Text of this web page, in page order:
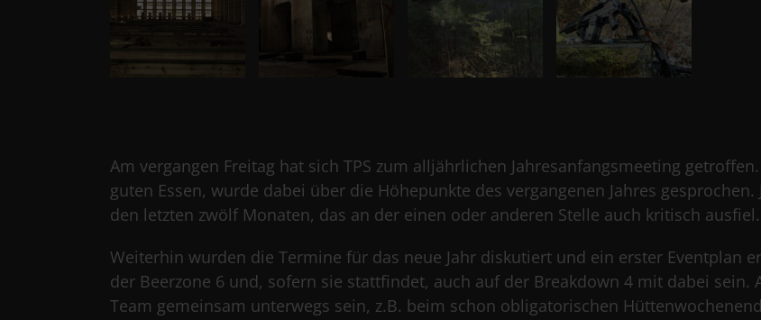
Am vergangen Freitag hat sich TPS zum alljährlichen Jahresanfangsmeeting
guten Essen, wurde dabei über die Höhepunkte des vergangenen Jahres
den letzten zwölf Monaten, das an der einen oder anderen Stelle auch kritisch ausfiel.
Weiterhin wurden die Termine für das neue Jahr diskutiert und ein erster Eventplan
der Beerzone 6 und, sofern sie stattfindet, auch auf der Breakdown 4 mit dabei sein.
Team gemeinsam unterwegs sein, z.B. beim schon obligatorischen